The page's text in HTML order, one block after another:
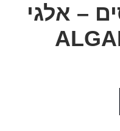
– אלגי